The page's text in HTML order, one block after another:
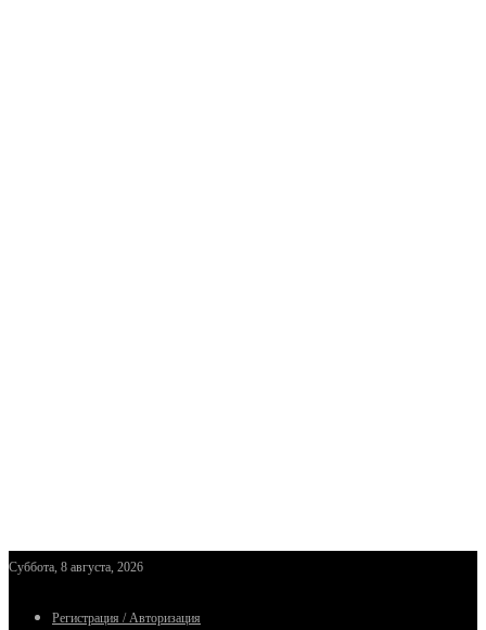
Суббота, 8 августа, 2026
Регистрация / Авторизация